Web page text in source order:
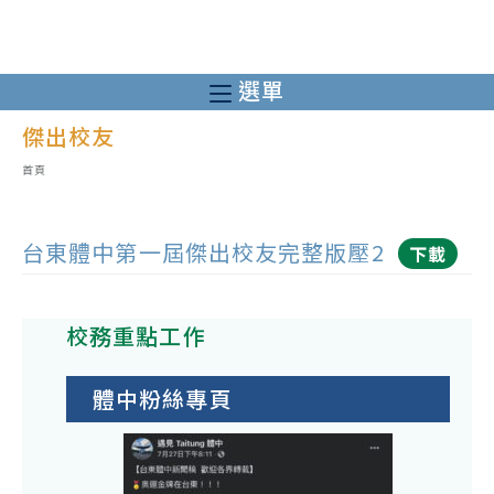
至
主
要
選單
傑出校友
首頁
台東體中第一屆傑出校友完整版壓2 下載
校務重點工作
體中粉絲專頁